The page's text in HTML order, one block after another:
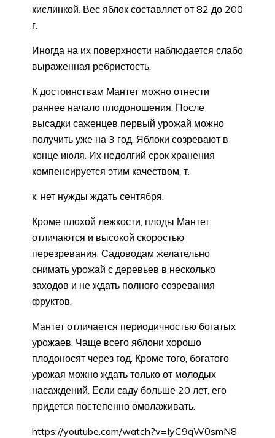
кислинкой. Вес яблок составляет от 82 до 200
г.
Иногда на их поверхности наблюдается слабо
выраженная ребристость.
К достоинствам Мантет можно отнести
раннее начало плодоношения. После
высадки саженцев первый урожай можно
получить уже на 3 год. Яблоки созревают в
конце июля. Их недолгий срок хранения
компенсируется этим качеством, т.
к. нет нужды ждать сентября.
Кроме плохой лежкости, плоды Мантет
отличаются и высокой скоростью
перезревания. Садоводам желательно
снимать урожай с деревьев в несколько
заходов и не ждать полного созревания
фруктов.
Мантет отличается периодичностью богатых
урожаев. Чаще всего яблони хорошо
плодоносят через год. Кроме того, богатого
урожая можно ждать только от молодых
насаждений. Если саду больше 20 лет, его
придется постепенно омолаживать.
https://youtube.com/watch?v=IyC9qW0smN8